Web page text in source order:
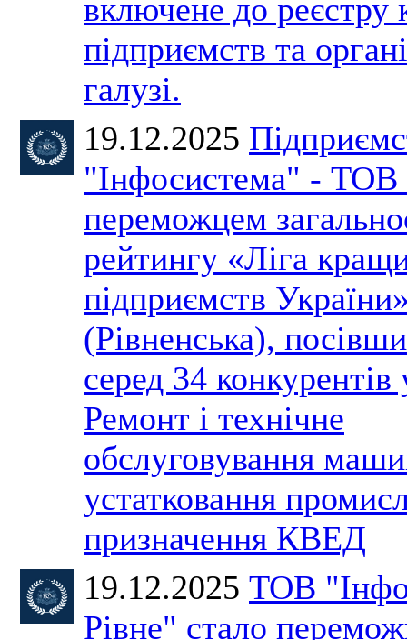
включене до реєстру
підприємств та
галузі.
19.12.2025
"Інфосистема" - ТОВ
переможцем
рейтингу «Ліга
підприємств
(Рівненська),
серед 34 конкурентів
Ремонт і технічне
обслуговування
устатковання
призначення КВЕД
19.12.2025 ТОВ
Рівне" стало